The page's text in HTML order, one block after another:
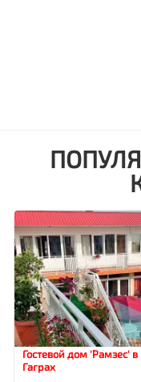
Гостевой дом 'Рамзес' в
Гаграх